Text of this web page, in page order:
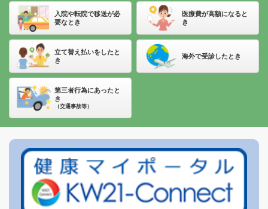
公開されました
健康管理
2026年07月07日
【健保だより第42号】「心と身体の電話相談」のお知らせ／午後
の集中力を高める体操
健康管理
2026年07月01日
雨の日のその不調、「天気痛」かもしれません
【無料オンラインセミナー】ストレス解消（前編）
健康管理
2026年06月29日
【健保だより第41号】人と比較して食べる速度は速くありません
入院や転院で移送が必
要なとき
医療費が高額になると
き
立て替え払いをしたと
き
海外で受診したとき
第三者行為にあったと
き
（交通事故等）